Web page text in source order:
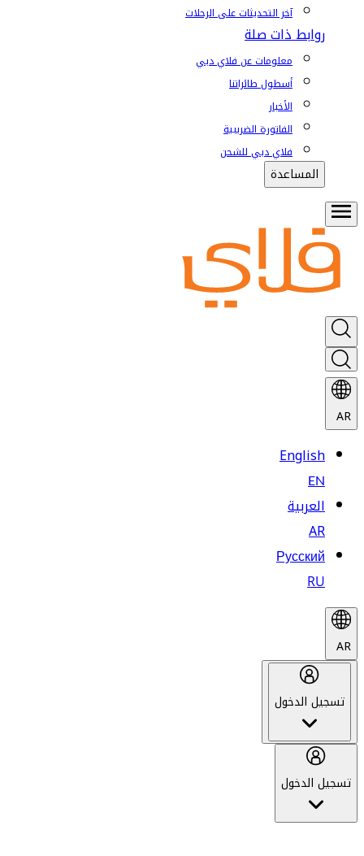
آخر التحديثات على الرحلات
روابط ذات صلة
معلومات عن فلاي دبي
أسطول طائراتنا
الأخبار
الفاتورة الضريبية
فلاي دبي للشحن
المساعدة
AR
English
EN
العربية
AR
Русский
RU
AR
تسجيل الدخول
تسجيل الدخول